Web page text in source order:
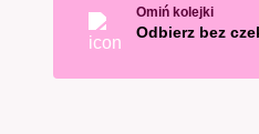
Omiń kolejki
Odbierz bez